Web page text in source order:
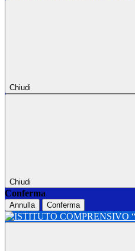
Chiudi
Chiudi
Conferma
Annulla Conferma